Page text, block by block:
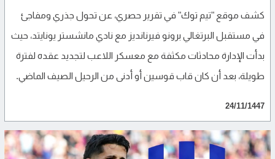
كشف موقع "تيم توك" في تقرير حصري، عن تحول جذري ومفاجئ
في مستقبل البرتغالي برونو فيرنانديز مع نادي مانشستر يونايتد، حيث
بدأت الإدارة محادثات مكثفة مع معسكر اللاعب لتجديد عقده لفترة
طويلة، بعد أن كان قاب قوسين أو أدنى من الرحيل الصيف الماضي.
24/11/1447